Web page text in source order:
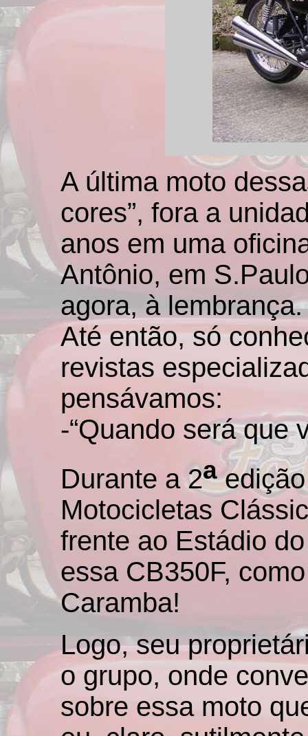
A última moto
cores”, fora a
anos em uma
Antônio, em
agora, à lembrança.
Até então, só
revistas
pensávamos:
-“Quando será que
Durante a 2aedição
Motocicletas
frente ao Estádio
essa CB350F,
Caramba!
Logo, seu
o grupo, onde
sobre essa moto